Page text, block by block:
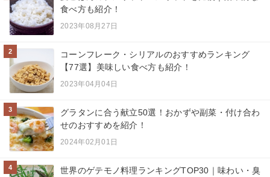
食べ方も紹介！
2023年08月27日
2
コーンフレーク・シリアルのおすすめランキング
【77選】美味しい食べ方も紹介！
2023年04月04日
3
グラタンに合う献立50選！おかずや副菜・付け合わ
せのおすすめを紹介！
2024年02月01日
4
世界のゲテモノ料理ランキングTOP30｜味わい・臭